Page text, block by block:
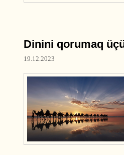
Dinini qorumaq
19.12.2023